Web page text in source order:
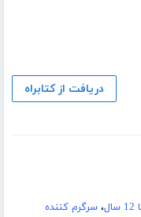
دریافت از کتابراه
،سرگرم کننده